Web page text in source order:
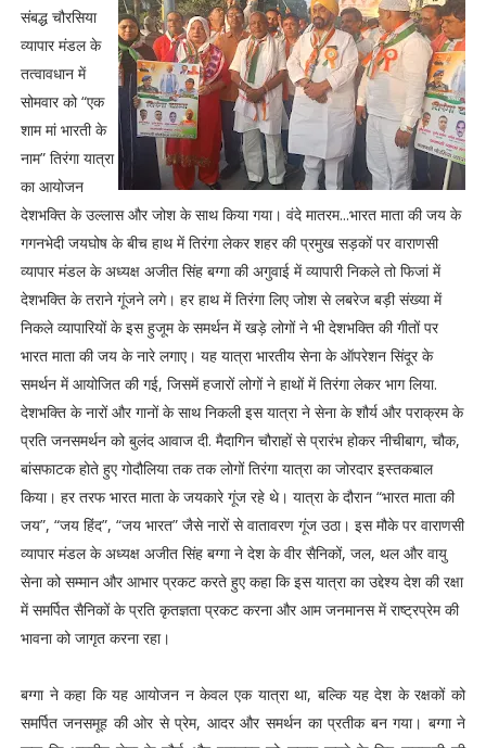
संबद्ध चौरसिया
व्यापार मंडल के
तत्वावधान में
सोमवार को “एक
शाम मां भारती के
नाम” तिरंगा यात्रा
का आयोजन
देशभक्ति के उल्लास और जोश के साथ किया गया। वंदे मातरम...भारत माता की जय के
गगनभेदी जयघोष के बीच हाथ में तिरंगा लेकर शहर की प्रमुख सड़कों पर वाराणसी
व्यापार मंडल के अध्यक्ष अजीत सिंह बग्गा की अगुवाई में व्यापारी निकले तो फिजां में
देशभक्ति के तराने गूंजने लगे। हर हाथ में तिरंगा लिए जोश से लबरेज बड़ी संख्या में
निकले व्यापारियों के इस हुजूम के समर्थन में खड़े लोगों ने भी देशभक्ति की गीतों पर
भारत माता की जय के नारे लगाए। यह यात्रा भारतीय सेना के ऑपरेशन सिंदूर के
समर्थन में आयोजित की गई, जिसमें हजारों लोगों ने हाथों में तिरंगा लेकर भाग लिया.
देशभक्ति के नारों और गानों के साथ निकली इस यात्रा ने सेना के शौर्य और पराक्रम के
प्रति जनसमर्थन को बुलंद आवाज दी. मैदागिन चौराहों से प्रारंभ होकर नीचीबाग, चौक,
बांसफाटक होते हुए गोदौलिया तक तक लोगों तिरंगा यात्रा का जोरदार इस्तकबाल
किया। हर तरफ भारत माता के जयकारे गूंज रहे थे। यात्रा के दौरान “भारत माता की
जय”, “जय हिंद”, “जय भारत” जैसे नारों से वातावरण गूंज उठा। इस मौके पर वाराणसी
व्यापार मंडल के अध्यक्ष अजीत सिंह बग्गा ने देश के वीर सैनिकों, जल, थल और वायु
सेना को सम्मान और आभार प्रकट करते हुए कहा कि इस यात्रा का उद्देश्य देश की रक्षा
में समर्पित सैनिकों के प्रति कृतज्ञता प्रकट करना और आम जनमानस में राष्ट्रप्रेम की
भावना को जागृत करना रहा।
बग्गा ने कहा कि यह आयोजन न केवल एक यात्रा था, बल्कि यह देश के रक्षकों को
समर्पित जनसमूह की ओर से प्रेम, आदर और समर्थन का प्रतीक बन गया। बग्गा ने